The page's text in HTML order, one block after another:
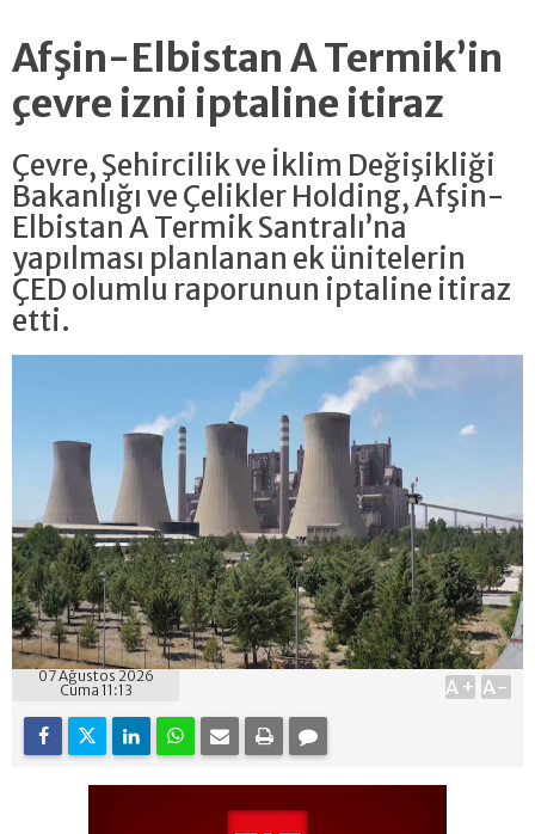
Afşin-Elbistan A Termik’in
çevre izni iptaline itiraz
Çevre, Şehircilik ve İklim Değişikliği
Bakanlığı ve Çelikler Holding, Afşin-
Elbistan A Termik Santralı’na
yapılması planlanan ek ünitelerin
ÇED olumlu raporunun iptaline itiraz
etti.
07 Ağustos 2026
Cuma 11:13
A+ A-